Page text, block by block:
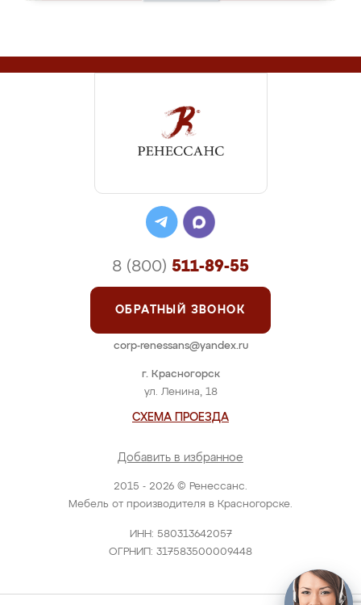
2015 - 2026 © Ренессанс.
Мебель от производителя в Красногорске.
ИНН: 580313642057
ОГРНИП: 317583500009448
г. Красногорск
ул. Ленина, 18
СХЕМА ПРОЕЗДА
Добавить в избранное
8 (800) 511-89-55
ОБРАТНЫЙ ЗВОНОК
corp-renessans@yandex.ru